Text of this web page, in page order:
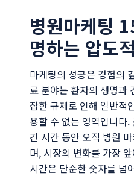
병원마케팅
명하는 압도
마케팅의 성공은 경험의
료 분야는 환자의 생명과
잡한 규제로 인해 일반적
용할 수 없는 영역입니다
긴 시간 동안 오직 병원
며, 시장의 변화를 가장
시간은 단순한 숫자를 넘